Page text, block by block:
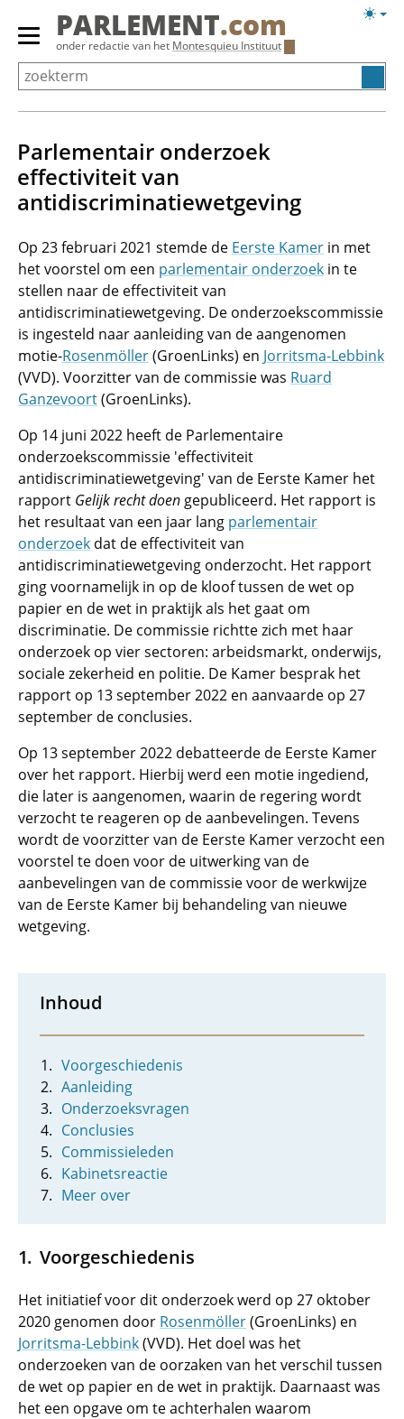
Overslaan
Primair
menu
tonen/verbergen
PARLEMENT.com
onder redactie van het Montesquieu Instituut
Parlementair onderzoek
effectiviteit van
antidiscriminatiewetgeving
Op 23 februari 2021 stemde de Eerste Kamer in met
het voorstel om een parlementair onderzoek in te
stellen naar de effectiviteit van
antidiscriminatiewetgeving. De onderzoekscommissie
is ingesteld naar aanleiding van de aangenomen
motie-Rosenmöller(GroenLinks) en Jorritsma-Lebbink
(VVD). Voorzitter van de commissie was Ruard
Ganzevoort(GroenLinks).
Op 14 juni 2022 heeft de Parlementaire
onderzoekscommissie 'effectiviteit
antidiscriminatiewetgeving' van de Eerste Kamer het
rapport Gelijk recht doen gepubliceerd. Het rapport is
het resultaat van een jaar lang parlementair
onderzoek dat de effectiviteit van
antidiscriminatiewetgeving onderzocht. Het rapport
ging voornamelijk in op de kloof tussen de wet op
papier en de wet in praktijk als het gaat om
discriminatie. De commissie richtte zich met haar
onderzoek op vier sectoren: arbeidsmarkt, onderwijs,
sociale zekerheid en politie. De Kamer besprak het
rapport op 13 september 2022 en aanvaarde op 27
september de conclusies.
Op 13 september 2022 debatteerde de Eerste Kamer
over het rapport. Hierbij werd een motie ingediend,
die later is aangenomen, waarin de regering wordt
verzocht te reageren op de aanbevelingen. Tevens
wordt de voorzitter van de Eerste Kamer verzocht een
voorstel te doen voor de uitwerking van de
aanbevelingen van de commissie voor de werkwijze
van de Eerste Kamer bij behandeling van nieuwe
wetgeving.
Inhoud
Voorgeschiedenis
Aanleiding
Onderzoeksvragen
Conclusies
Commissieleden
Kabinetsreactie
Meer over
Voorgeschiedenis
Het initiatief voor dit onderzoek werd op 27 oktober
2020 genomen door Rosenmöller(GroenLinks) en
Jorritsma-Lebbink(VVD). Het doel was het
onderzoeken van de oorzaken van het verschil tussen
de wet op papier en de wet in praktijk. Daarnaast was
het een opgave om te achterhalen waarom